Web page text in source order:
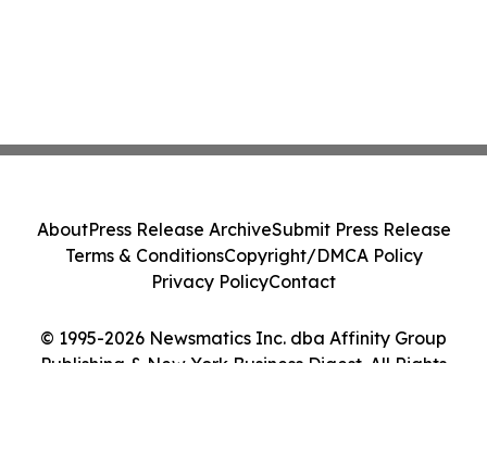
© 1995-2026 Newsmatics Inc. dba Affinity Group
Publishing & New York Business Digest. All Rights
AboutPress Release ArchiveSubmit Press Release
Terms & ConditionsCopyright/DMCA Policy
Privacy PolicyContact